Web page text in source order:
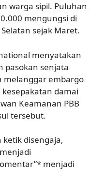
warga sipil. Puluhan
mengungsi di
sejak Maret.
menyatakan
pasokan senjata
melanggar embargo
damai
Keamanan PBB
tersebut.
ketik disengaja,
menjadi